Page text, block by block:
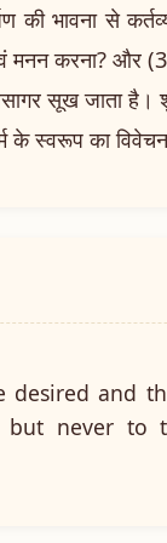
की भावना से
मनन करना? और
सूख जाता
स्वरूप का विवेचन
and
never to